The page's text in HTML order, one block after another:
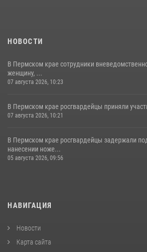
НОВОСТИ
В Пермском крае сотрудники
женщину, ...
07 августа 2026, 10:23
В Пермском крае росгвардейцы приняли
07 августа 2026, 10:21
В Пермском крае росгвардейцы задержали
нанесении ноже...
05 августа 2026, 09:56
НАВИГАЦИЯ
Новости
Карта сайта